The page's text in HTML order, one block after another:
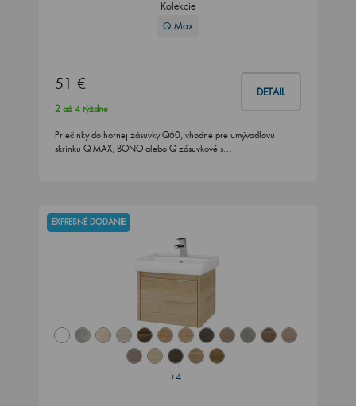
Kolekcie
Q Max
51 € DETAIL
2 až 4 týždne
Priečinky do hornej zásuvky Q60, vhodné pre umývadlovú
skrinku Q MAX, BONO alebo Q zásuvkové s…
+4
EXPRESNÉ DODANIE